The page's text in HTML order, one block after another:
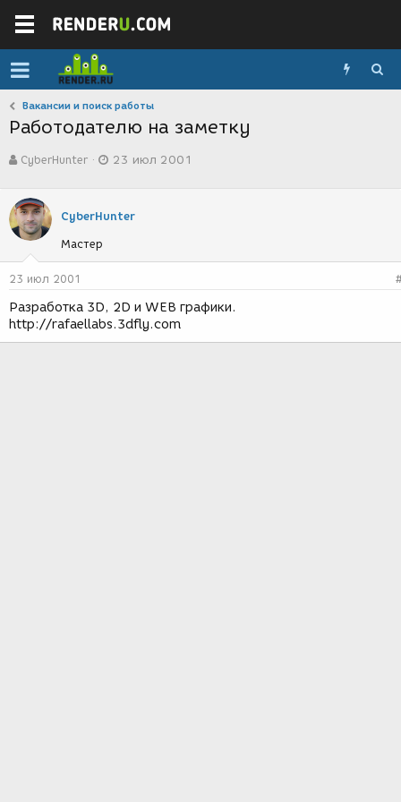
Вакансии и поиск работы
Работодателю на заметку
в
о
р
т
е
м
ы
CyberHunter
а
с
д
и
я
23 июл 2001
CyberHunter
Мастер
23 июл 2001
Разработка 3D, 2D и WEB графики.
http://rafaellabs.3dfly.com